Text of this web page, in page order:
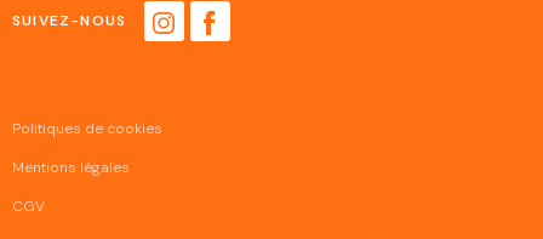
SUIVEZ-NOUS
Politiques de cookies
Mentions légales
CGV